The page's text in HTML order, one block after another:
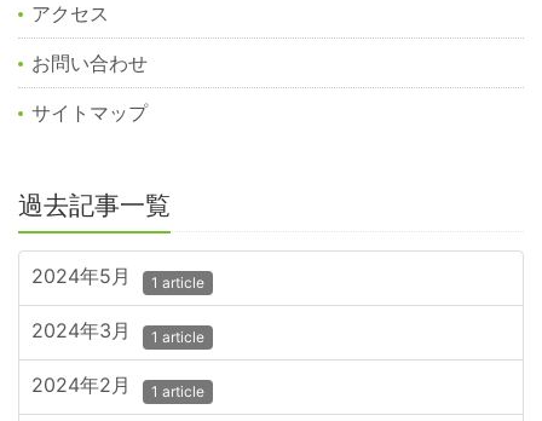
アクセス
お問い合わせ
サイトマップ
過去記事一覧
2024年5月 1 article
2024年3月 1 article
2024年2月 1 article